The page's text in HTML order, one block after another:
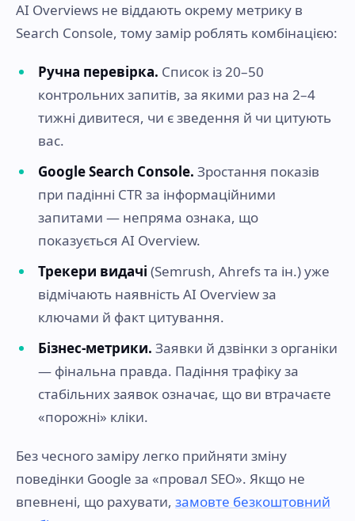
AI Overviews не віддають окрему метрику в
Search Console, тому замір роблять комбінацією:
Ручна перевірка. Список із 20–50
контрольних запитів, за якими раз на 2–4
тижні дивитеся, чи є зведення й чи цитують
вас.
Google Search Console. Зростання показів
при падінні CTR за інформаційними
запитами — непряма ознака, що
показується AI Overview.
Трекери видачі (Semrush, Ahrefs та ін.) уже
відмічають наявність AI Overview за
ключами й факт цитування.
Бізнес-метрики. Заявки й дзвінки з органіки
— фінальна правда. Падіння трафіку за
стабільних заявок означає, що ви втрачаєте
«порожні» кліки.
Без чесного заміру легко прийняти зміну
поведінки Google за «провал SEO». Якщо не
впевнені, що рахувати, замовте безкоштовний